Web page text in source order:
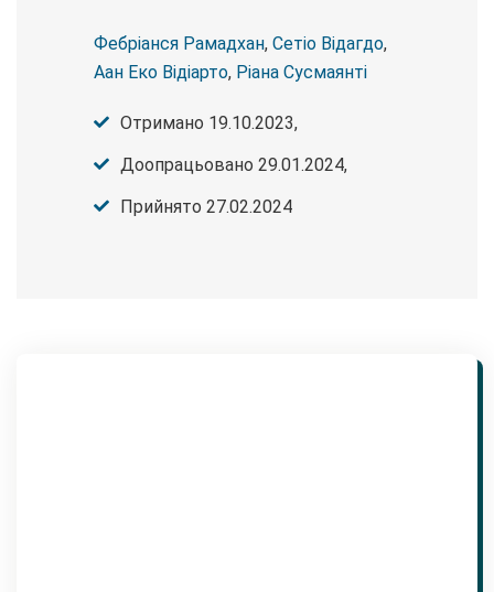
Фебріанся Рамадхан, Сетіо Відагдо,
Аан Еко Відіарто, Ріана Сусмаянті
Отримано 19.10.2023,
Доопрацьовано 29.01.2024,
Прийнято 27.02.2024